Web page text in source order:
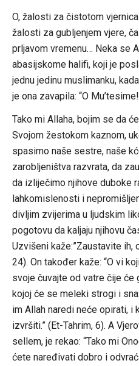
O, žalosti za čistotom
žalosti za gubljenjem vjere,
prljavom vremenu… Neka se
abasijskome halifi, koji je
jednu jedinu muslimanku,
je ona zavapila: “O
Tako mi Allaha, bojim se da
Svojom žestokom kaznom,
spasimo naše sestre, naše
zarobljeništva razvrata, da
da izliječimo njihove duboke
lahkomislenosti i
divljim zvijerima u ljudskim
pogotovu da kaljaju njihovu
Uzvišeni kaže:”Zaustavite
24). On također kaže: “O vi
svoje čuvajte od vatre čije
kojoj će se meleki strogi i
im Allah naredi neće opirati, i
izvršiti.” (Et-Tahrim, 6). A
sellem, je rekao: “Tako mi
ćete naređivati dobro i